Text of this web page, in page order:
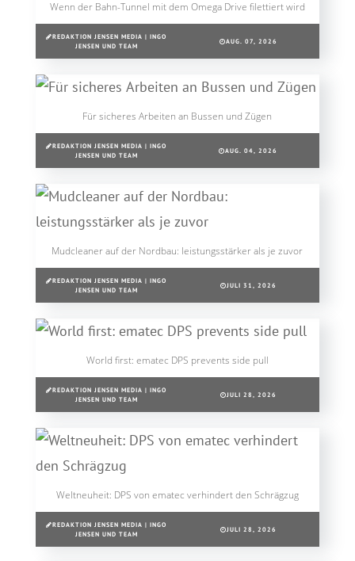
Wenn der Bahn-Tunnel mit dem Omega Drive filettiert wird
REDAKTION JENSEN MEDIA | INGO
JENSEN UND TEAM
AUG. 07, 2026
Für sicheres Arbeiten an Bussen und Zügen
REDAKTION JENSEN MEDIA | INGO
JENSEN UND TEAM
AUG. 04, 2026
Mudcleaner auf der Nordbau: leistungsstärker als je zuvor
REDAKTION JENSEN MEDIA | INGO
JENSEN UND TEAM
JULI 31, 2026
World first: ematec DPS prevents side pull
REDAKTION JENSEN MEDIA | INGO
JENSEN UND TEAM
JULI 28, 2026
Weltneuheit: DPS von ematec verhindert den Schrägzug
REDAKTION JENSEN MEDIA | INGO
JENSEN UND TEAM
JULI 28, 2026